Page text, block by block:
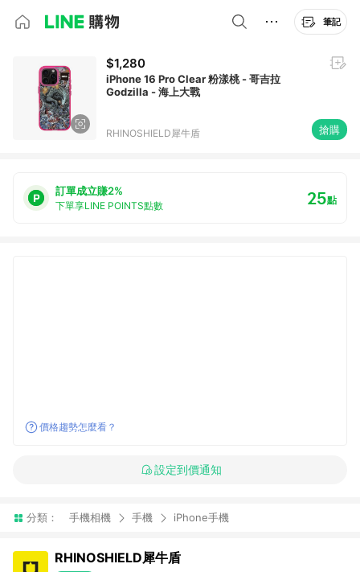
筆記
$1,280
iPhone 16 Pro Clear 粉漾桃 - 哥吉拉
Godzilla - 海上大戰
RHINOSHIELD犀牛盾 搶購
訂單成立賺2%
下單享LINE POINTS點數 25點
價格趨勢怎麼看？
設定到價通知
分類： 手機相機 手機 iPhone手機
RHINOSHIELD犀牛盾